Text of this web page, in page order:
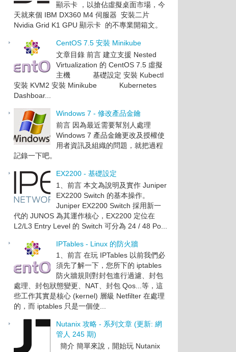
顯示卡 ，以搶佔虛擬桌面市場，今
天就來個 IBM DX360 M4 伺服器 安裝二片
Nvidia Grid K1 GPU 顯示卡 的不專業開箱文。
CentOS 7.5 安裝 Minikube
文章目錄 前言 建立支援 Nested
Virtualization 的 CentOS 7.5 虛擬
主機 基礎設定 安裝 Kubectl
安裝 KVM2 安裝 Minikube Kubernetes
Dashboar...
Windows 7 - 修改產品金鑰
前言 因為最近需要幫別人處理
Windows 7 產品金鑰更改及授權使
用者資訊及組織的問題，就把過程
記錄一下吧。
EX2200 - 基礎設定
1、前言 本文為說明及實作 Juniper
EX2200 Switch 的基本操作。
Juniper EX2200 Switch 採用新一
代的 JUNOS 為其運作核心，EX2200 定位在
L2/L3 Entry Level 的 Switch 可分為 24 / 48 Po...
IPTables - Linux 的防火牆
1、前言 在玩 IPTables 以前我們必
須先了解一下，您所下的 iptables
防火牆規則對封包進行過濾、封包
處理、封包狀態變更、NAT、封包 Qos...等，這
些工作其實是核心 (kernel) 層級 Netfilter 在處理
的，而 iptables 只是一個使...
Nutanix 攻略 - 系列文章 (更新: 網
管人 245 期)
簡介 簡單來說，開始玩 Nutanix